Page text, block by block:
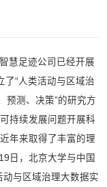
慧足迹公司已经开展
了“人类活动与区域治
预测、决策”的研究方
持续发展问题开展科
年来取得了丰富的理
日，北京大学与中国
与区域治理大数据实